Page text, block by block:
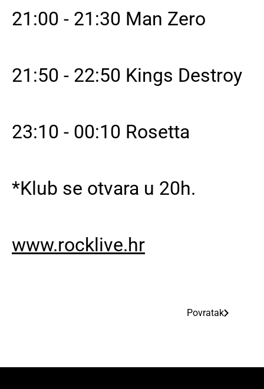
21:00 - 21:30 Man Zero
21:50 - 22:50 Kings Destroy
23:10 - 00:10 Rosetta
*Klub se otvara u 20h.
www.rocklive.hr
Povratak